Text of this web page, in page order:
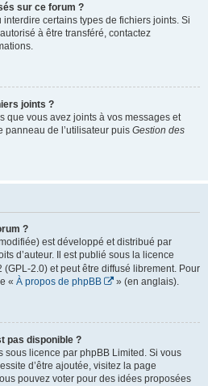
sur ce forum ?
interdire certains types de fichiers joints. Si
à être transféré, contactez
joints ?
que vous avez joints à vos messages et
panneau de l’utilisateur puis Gestion des
?
est développé et distribué par
d’auteur. Il est publié sous la licence
2.0) et peut être diffusé librement. Pour
« À propos de phpBB » (en anglais).
pas disponible ?
sous licence par phpBB Limited. Si vous
d’être ajoutée, visitez la page
pouvez voter pour des idées proposées